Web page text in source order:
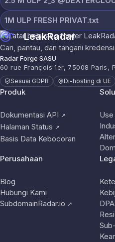
1M ULP FRESH PRIVAT.txt
LeakRadar
Cari, pantau, dan tangani
Radar Forge SASU
60 rue François 1er, 75008 Paris,
Sesuai GDPR Di-hosting di UE
Produk
Dokumentasi API ↗
Halaman Status ↗
Basis Data Kebocoran
Perusahaan
Blog
Hubungi Kami
SubdomainRadar.io ↗
DPA